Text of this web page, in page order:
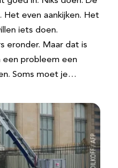
Het even aankijken. Het
iets doen.
eronder. Maar dat is
probleem een
Soms moet je…